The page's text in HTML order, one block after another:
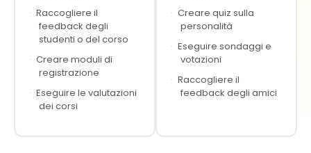
· Raccogliere il
feedback degli
studenti o del corso
· Creare moduli di
registrazione
· Eseguire le valutazioni
dei corsi
· Creare quiz sulla
personalità
· Eseguire sondaggi e
votazioni
· Raccogliere il
feedback degli amici